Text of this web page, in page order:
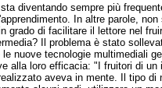
diventando sempre più
In altre parole,
grado di facilitare il lettore nel
Il problema è stato
nuove tecnologie multimediali
alla loro efficacia: "I fruitori di un
aveva in mente. Il tipo di